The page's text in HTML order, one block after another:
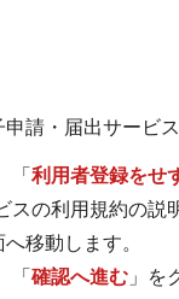
請・届出サービス
「 利用者登録をせ
の利用規約の説
移動します。
「 確認へ進む 」を